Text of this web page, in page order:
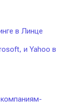
в Линце
и Yahoo в
компаниям-